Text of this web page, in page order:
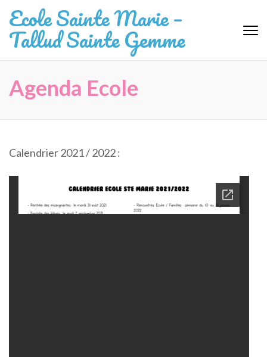
au
contenu
(Pressez
Ecole Sainte Marie –
Tallud Sainte Gemme
Agenda Ecole
Calendrier 2021 / 2022 :